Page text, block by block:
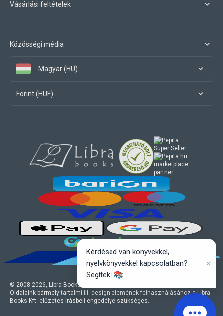
Vásárlási feltételek
Közösségi média
Magyar (HU)
Forint (HUF)
© 2008-2026, Libra Books Kft. Minden jog fenntartva.
Oldalaink bármely tartalmi ill. design elemének felhasználásához a Libra
Books Kft. előzetes írásbeli engedélye szükséges.
marketplace
partner
Kérdésed van könyvekkel,
nyelvkönyvekkel kapcsolatban?
Segítek! 📚
×